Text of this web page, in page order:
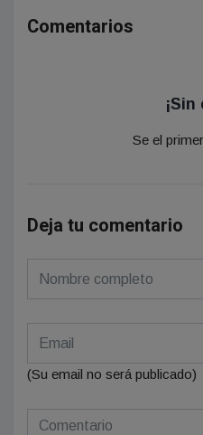
Comentarios
Se el
Deja tu comentario
(Su email no será publicado)